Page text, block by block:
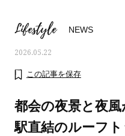
Lifestyle NEWS
2026.05.22
この記事を保存
都会の夜景と夜
駅直結のルーフ